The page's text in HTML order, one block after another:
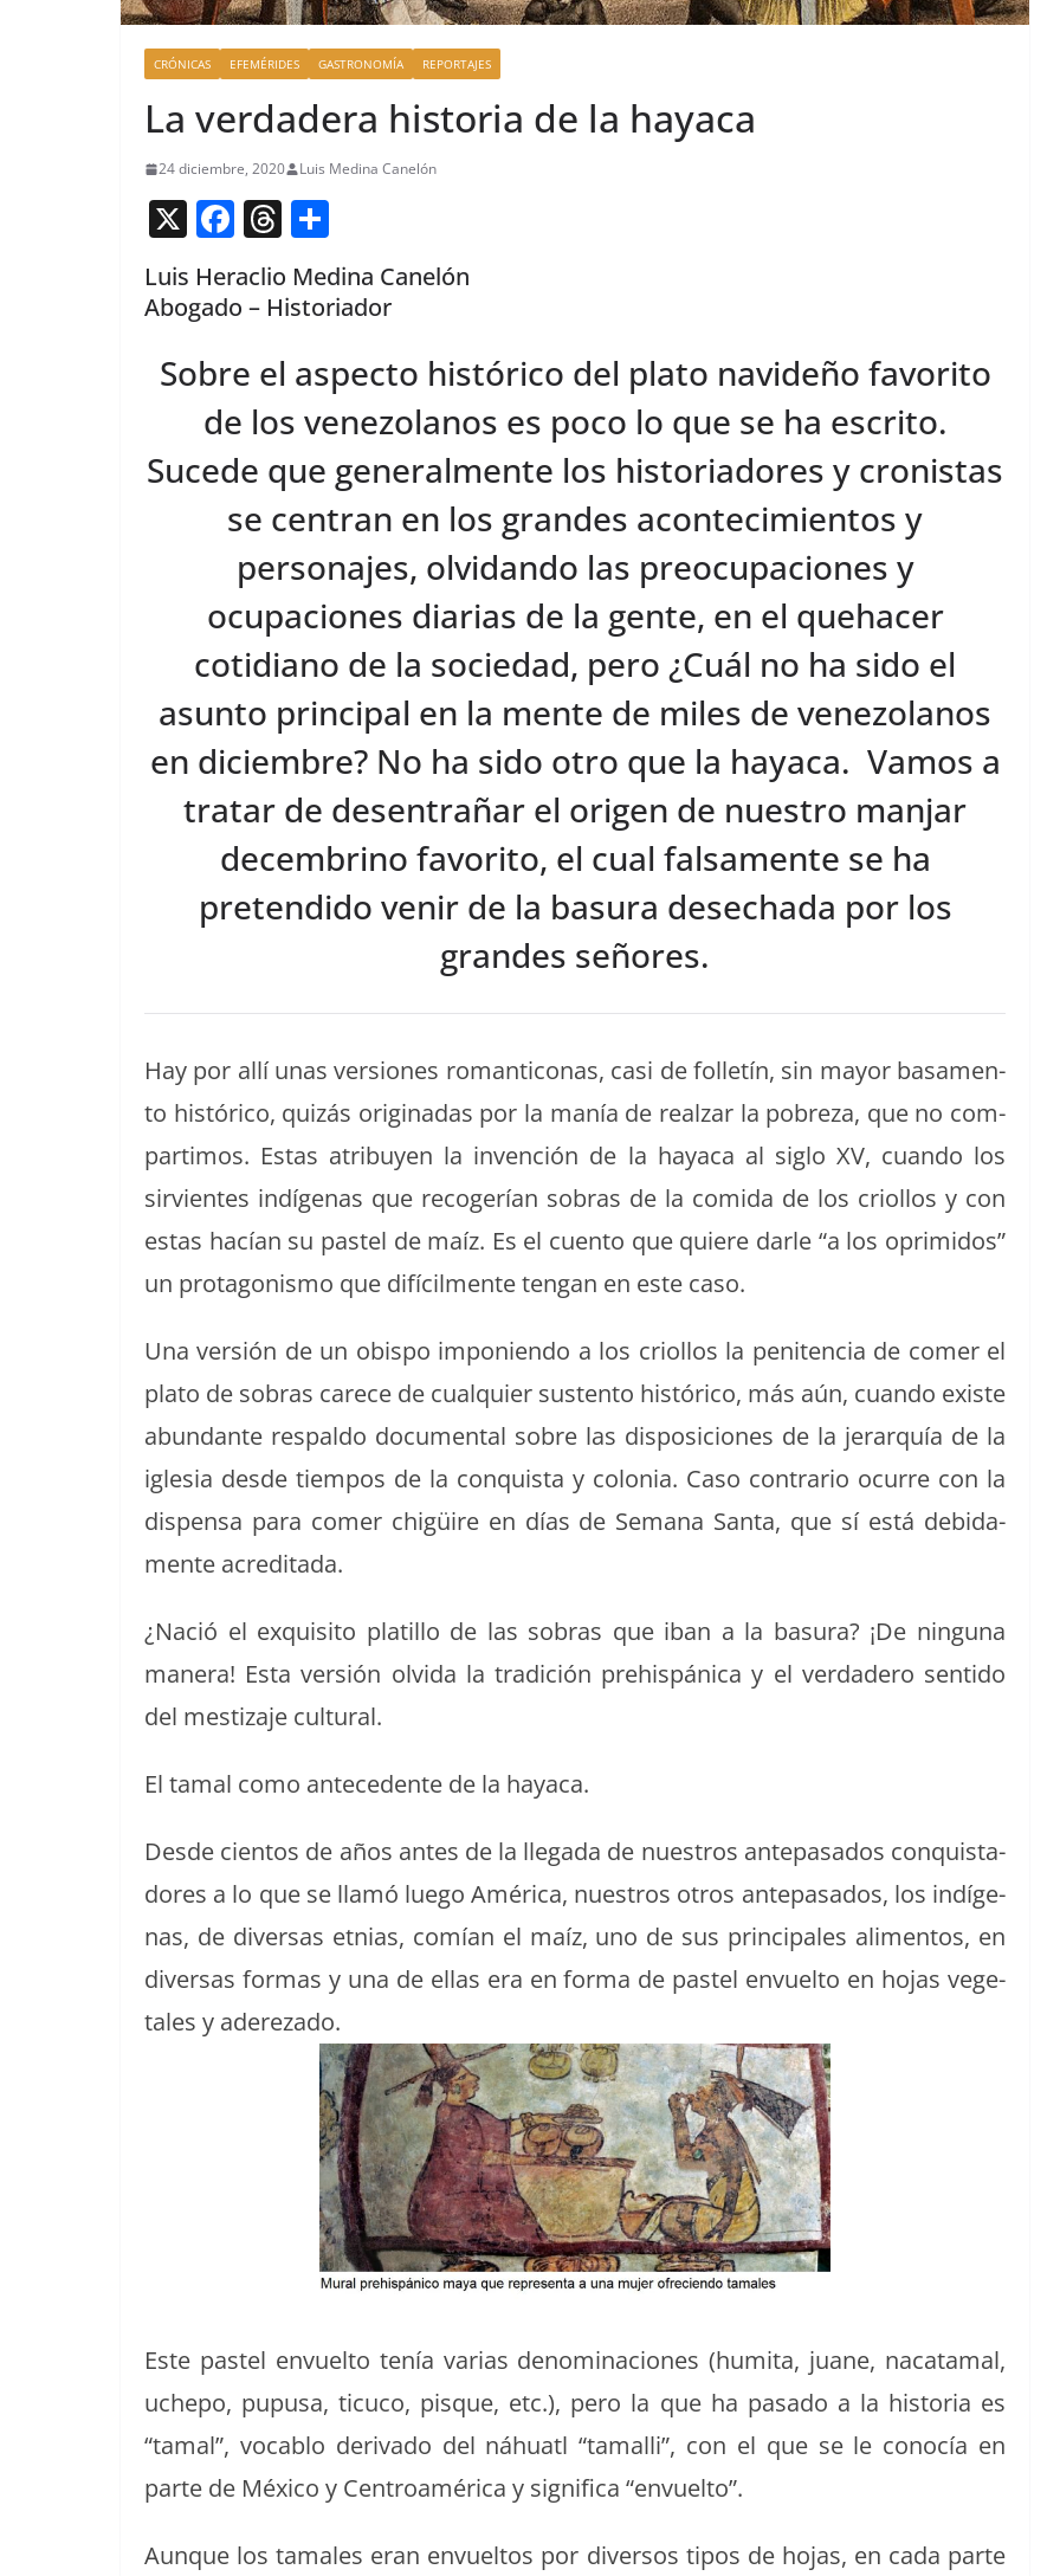
CRÓNICAS EFEMÉRIDES GASTRONOMÍA REPORTAJES
La verdadera historia de la hayaca
24 diciembre, 2020 Luis Medina Canelón
X F
c
e
b
o
o
k
T
h
re
a
d
s
o
m
p
ar
tir
Luis Heraclio Medina Canelón
Abogado – Historiador
Sobre el aspecto histórico del plato navideño favorito
de los venezolanos es poco lo que se ha escrito.
Sucede que generalmente los historiadores y cronistas
se centran en los grandes acontecimientos y
personajes, olvidando las preocupaciones y
ocupaciones diarias de la gente, en el quehacer
cotidiano de la sociedad, pero ¿Cuál no ha sido el
asunto principal en la mente de miles de venezolanos
en diciembre? No ha sido otro que la hayaca. Vamos a
tratar de desentrañar el origen de nuestro manjar
decembrino favorito, el cual falsamente se ha
pretendido venir de la basura desechada por los
grandes señores.
Hay por allí unas ver­siones roman­ti­conas, casi de fol­letín, sin may­or basa­men­
to históri­co, quizás orig­i­nadas por la manía de realzar la pobreza, que no com­
par­ti­mos. Estas atribuyen la inven­ción de la hay­a­ca al siglo XV, cuan­do los
sirvientes indí­ge­nas que recogerían sobras de la comi­da de los criol­los y con
estas hacían su pas­tel de maíz. Es el cuen­to que quiere dar­le “a los oprim­i­dos”
un pro­tag­o­nis­mo que difí­cil­mente ten­gan en este caso.
Una ver­sión de un obis­po imponien­do a los criol­los la pen­i­ten­cia de com­er el
pla­to de sobras carece de cualquier sus­ten­to históri­co, más aún, cuan­do existe
abun­dante respal­do doc­u­men­tal sobre las dis­posi­ciones de la jer­ar­quía de la
igle­sia des­de tiem­pos de la con­quista y colo­nia. Caso con­trario ocurre con la
dis­pen­sa para com­er chigüire en días de Sem­ana San­ta, que sí está debida­
mente acreditada.
¿Nació el exquis­i­to platil­lo de las sobras que iban a la basura? ¡De ningu­na
man­era! Esta ver­sión olvi­da la tradi­ción pre­his­páni­ca y el ver­dadero sen­ti­do
del mes­ti­za­je cultural.
El tamal como antecedente de la hayaca.
Des­de cien­tos de años antes de la lle­ga­da de nue­stros antepasa­dos con­quis­ta­
dores a lo que se llamó luego Améri­ca, nue­stros otros antepasa­dos, los indí­ge­
nas, de diver­sas etnias, comían el maíz, uno de sus prin­ci­pales ali­men­tos, en
diver­sas for­mas y una de ellas era en for­ma de pas­tel envuel­to en hojas veg­e­
tales y adereza­do.
Este pas­tel envuel­to tenía varias denom­i­na­ciones (humi­ta, juane, nacata­mal,
uchepo, pupusa, tic­u­co, pisque, etc.), pero la que ha pasa­do a la his­to­ria es
“tamal”, voca­blo deriva­do del náhu­atl “tamalli”, con el que se le conocía en
parte de Méx­i­co y Cen­troaméri­ca y sig­nifi­ca “envuel­to”.
Aunque los tamales eran envuel­tos por diver­sos tipos de hojas, en cada parte